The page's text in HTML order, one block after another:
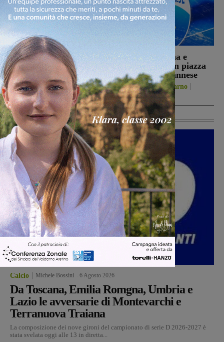
Montevarchi sconfitto 2-
0 nell’amichevole di
Piancastagnaio
Calcio 6 Agosto 2026
Il 26 agosto cena e
presentazione in piazza
per la Sangiovannese
San Giovanni Valdarno
5 Agosto 2026
Ultime Calcio
Calcio Michele Bossini 6 Agosto 2026
Da Toscana, Emilia Romgna, Umbria e
Lazio le avversarie di Montevarchi e
Terranuova Traiana
La composizione dei nove gironi del campionato di serie D 2026-2027 è
stata svelata oggi alle 13 in diretta...